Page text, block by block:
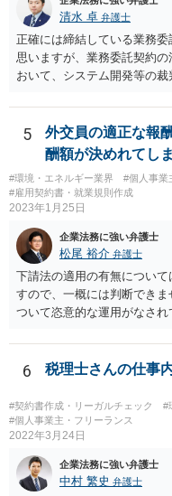
清水 卓 弁護士
正確には締結している業務
思いますが、業務委託契約
おいて、システム開発等の
まで終えているか否かを基
しているものがあります。
スでも、予定していた最後
る等と主張して行くことが
ような見解は本件にはあては
ないことが想定されます。
もしれません。 いずれにし
記事等の証拠を持参の上、お
てはいかがでしょうか。
5
外交員の適正な報
酬額が決めれてし
#環境・エネルギー業界 #個人事業
#雇用契約書・就業規則作成
2023年1月25日
企業法務に強い弁護士
松尾 裕介 弁護士
下請法の適用の有無につい
すので、一概には判断でき
ついて恣意的な運用がなさ
適用がある場合には、著し
されますが、そうでない場
初の合意に基づき報酬額の支
ます。
6 税理士さんの仕事
#契約書作成・リーガルチェック
#
#個人事業主・フリーランス
2022年3月24日
企業法務に強い弁護士
中村 繁史 弁護士